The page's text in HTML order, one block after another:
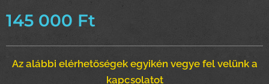
145 000 Ft
Az alábbi elérhetőségek egyikén vegye fel velünk a
kapcsolatot